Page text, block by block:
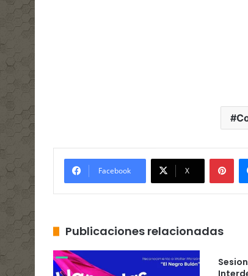
Facebook X
Publicaciones relacionadas